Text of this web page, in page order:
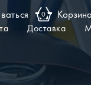
0
Доставка